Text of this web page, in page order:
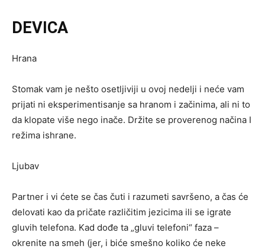
DEVICA
Hrana
Stomak vam je nešto osetljiviji u ovoj nedelji i neće vam
prijati ni eksperimentisanje sa hranom i začinima, ali ni to
da klopate više nego inače. Držite se proverenog načina I
režima ishrane.
Ljubav
Partner i vi ćete se čas čuti i razumeti savršeno, a čas će
delovati kao da pričate različitim jezicima ili se igrate
gluvih telefona. Kad dođe ta „gluvi telefoni“ faza –
okrenite na smeh (jer, i biće smešno koliko će neke